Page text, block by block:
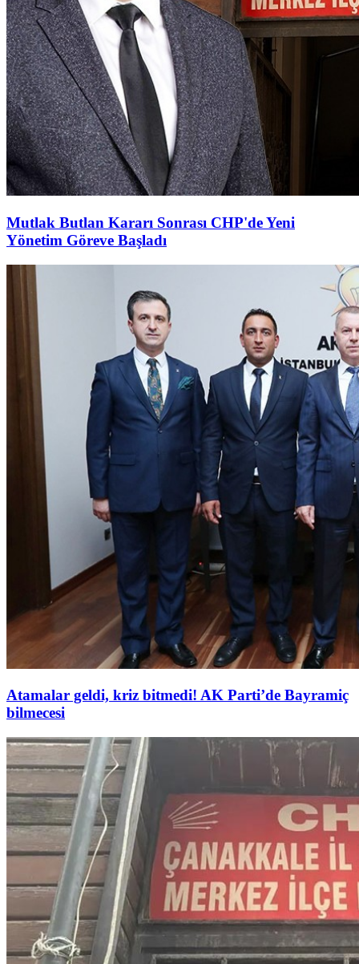
Mutlak Butlan Kararı Sonrası CHP'de Yeni
Yönetim Göreve Başladı
Atamalar geldi, kriz bitmedi! AK Parti’de Bayramiç
bilmecesi